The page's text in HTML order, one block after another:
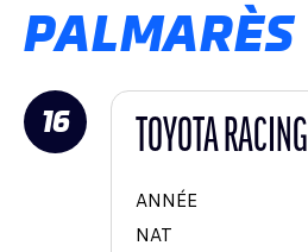
PALMARÈS
16 TOYOTA RACING
ANNÉE
NAT